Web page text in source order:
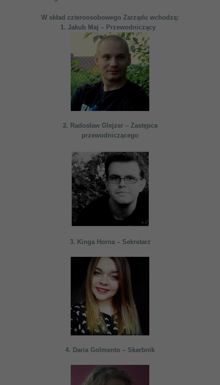
W skład czteroosobowego Zarządu wchodzą:
1. Jakub Maj – Przewodniczący
2. Radosław Glejzer – Zastępca
przewodniczącego
3. Kinga Horna – Sekretarz
4. Daria Golmento – Skarbnik